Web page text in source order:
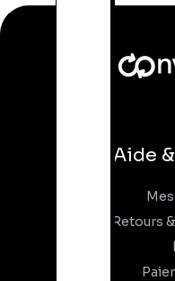
Aide
Retours